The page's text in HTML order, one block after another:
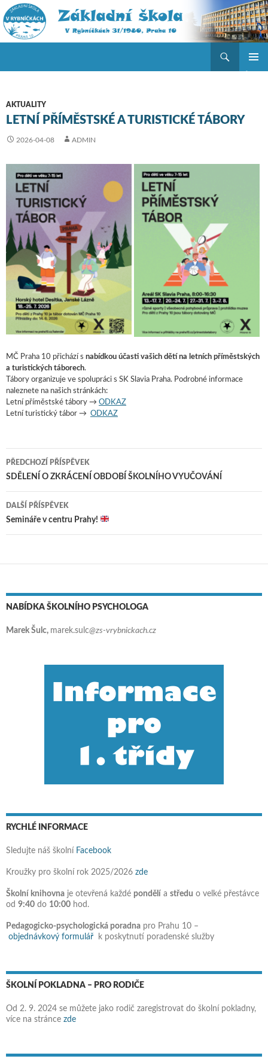
AKTUALITY
LETNÍ PŘÍMĚSTSKÉ A TURISTICKÉ TÁBORY
2026-04-08 ADMIN
MČ Praha 10 přichází s nabídkou účasti vašich dětí na letních příměstských
a turistických táborech.
Tábory organizuje ve spolupráci s SK Slavia Praha. Podrobné informace
naleznete na našich stránkách:
Letní příměstské tábory → ODKAZ
Letní turistický tábor → ODKAZ
Navigace pro příspěvky
PŘEDCHOZÍ PŘÍSPĚVEK
SDĚLENÍ O ZKRÁCENÍ OBDOBÍ ŠKOLNÍHO VYUČOVÁNÍ
DALŠÍ PŘÍSPĚVEK
Semináře v centru Prahy!
NABÍDKA ŠKOLNÍHO PSYCHOLOGA
Marek Šulc, marek.sulc@zs-vrybnickach.cz
RYCHLÉ INFORMACE
Sledujte náš školní Facebook
Kroužky pro školní rok 2025/2026 zde
Školní knihovna je otevřená každé pondělí a středu o velké přestávce
od 9:40 do 10:00 hod.
Pedagogicko-psychologická poradna pro Prahu 10 –
objednávkový formulář k poskytnutí poradenské služby
ŠKOLNÍ POKLADNA – PRO RODIČE
Od 2. 9. 2024 se můžete jako rodič zaregistrovat do školní pokladny,
více na stránce zde